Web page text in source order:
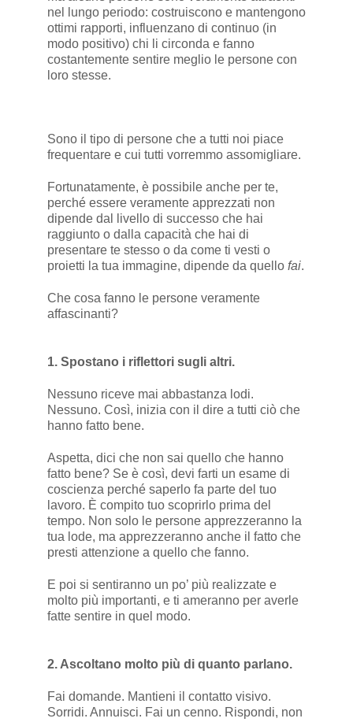
nel lungo periodo: costruiscono e mantengono
ottimi rapporti, influenzano di continuo (in
modo positivo) chi li circonda e fanno
costantemente sentire meglio le persone con
loro stesse.
Sono il tipo di persone che a tutti noi piace
frequentare e cui tutti vorremmo assomigliare.
Fortunatamente, è possibile anche per te,
perché essere veramente apprezzati non
dipende dal livello di successo che hai
raggiunto o dalla capacità che hai di
presentare te stesso o da come ti vesti o
proietti la tua immagine, dipende da quello fai.
Che cosa fanno le persone veramente
affascinanti?
1. Spostano i riflettori sugli altri.
Nessuno riceve mai abbastanza lodi.
Nessuno. Così, inizia con il dire a tutti ciò che
hanno fatto bene.
Aspetta, dici che non sai quello che hanno
fatto bene? Se è così, devi farti un esame di
coscienza perché saperlo fa parte del tuo
lavoro. È compito tuo scoprirlo prima del
tempo. Non solo le persone apprezzeranno la
tua lode, ma apprezzeranno anche il fatto che
presti attenzione a quello che fanno.
E poi si sentiranno un po’ più realizzate e
molto più importanti, e ti ameranno per averle
fatte sentire in quel modo.
2. Ascoltano molto più di quanto parlano.
Fai domande. Mantieni il contatto visivo.
Sorridi. Annuisci. Fai un cenno. Rispondi, non